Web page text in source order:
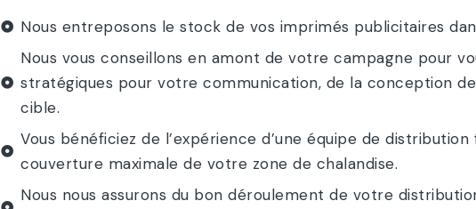
Nous entreposons le stock de vos imprimés publicitaires
Nous vous conseillons en amont de votre campagne pour
stratégiques pour votre communication, de la conception
cible.
Vous bénéficiez de l’expérience d’une équipe de
couverture maximale de votre zone de chalandise.
Nous nous assurons du bon déroulement de votre